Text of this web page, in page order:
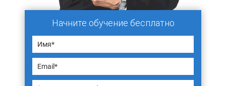
Начните обучение бесплатно